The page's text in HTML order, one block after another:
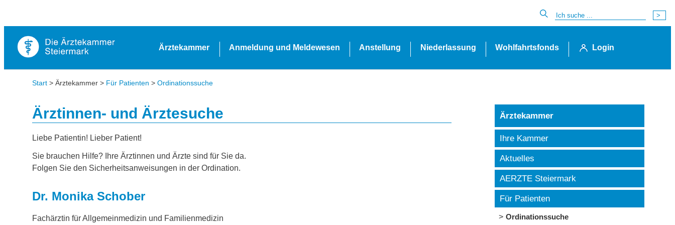
Ärztekammer Anmeldung und Meldewesen Anstellung Niederlassung Wohlfahrtsfonds Login
Start > Ärztekammer > Für Patienten > Ordinationssuche
Ärztinnen- und Ärztesuche
Liebe Patientin! Lieber Patient!
Sie brauchen Hilfe? Ihre Ärztinnen und Ärzte sind für Sie da.
Folgen Sie den Sicherheitsanweisungen in der Ordination.
Dr. Monika Schober
Fachärztin für Allgemeinmedizin und Familienmedizin
Ärztekammer
Ihre Kammer
Aktuelles
AERZTE Steiermark
Für Patienten
Ordinationssuche